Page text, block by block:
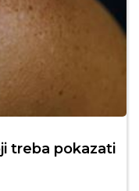
treba pokazati